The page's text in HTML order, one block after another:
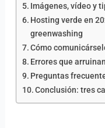
Imágenes, vídeo y
Hosting verde en
greenwashing
Cómo
Errores que
Preguntas
Conclusión: tres